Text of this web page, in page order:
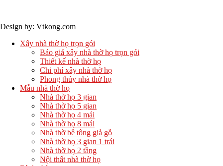
Design by: Vtkong.com
Xây nhà thờ họ trọn gói
Báo giá xây nhà thờ họ trọn gói
Thiết kế nhà thờ họ
Chi phí xây nhà thờ họ
Phong thủy nhà thờ họ
Mẫu nhà thờ họ
Nhà thờ họ 3 gian
Nhà thờ họ 5 gian
Nhà thờ họ 4 mái
Nhà thờ họ 8 mái
Nhà thờ bê tông giả gỗ
Nhà thờ họ 3 gian 1 trái
Nhà thờ họ 2 tầng
Nội thất nhà thờ họ